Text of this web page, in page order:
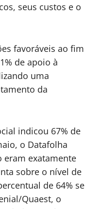
seus custos e o
favoráveis ao fim
de apoio à
uma
da
indicou 67% de
o Datafolha
eram exatamente
sobre o nível de
de 64% se
Quaest, o